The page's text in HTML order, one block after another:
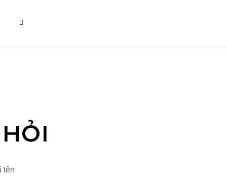
tên